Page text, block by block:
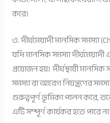
করে।
৩. দীর্ঘমেয়াদী মানসিক সমস্যা
যদি মানসিক সমস্যা
প্রয়োজন হয়। দীর্ঘস্থায়ী মানসিক
সমস্যা বা আবেগ নিয়ন্ত্রণের
গুরুত্বপূর্ণ ভূমিকা পালন করে,
এটি সম্পূর্ণ কার্যকর হতে পারে না।